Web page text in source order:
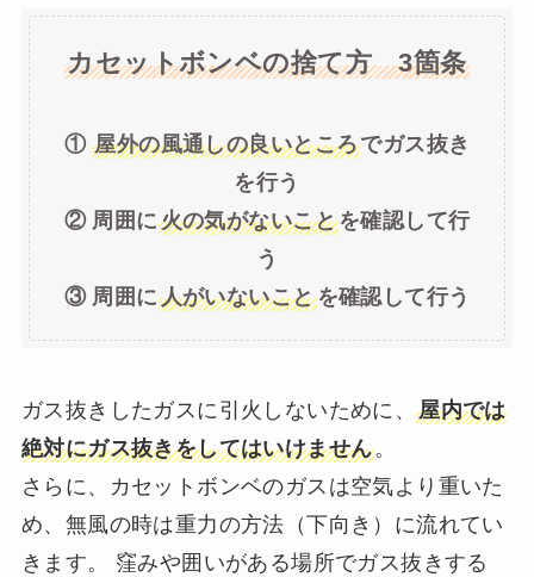
カセットボンベの捨て方 3箇条
①屋外の風通しの良いところでガス抜き
を行う
② 周囲に火の気がないことを確認して行
う
③ 周囲に人がいないことを確認して行う
ガス抜きしたガスに引火しないために、屋内では
絶対にガス抜きをしてはいけません。
さらに、カセットボンベのガスは空気より重いた
め、無風の時は重力の方法（下向き）に流れてい
きます。 窪みや囲いがある場所でガス抜きする